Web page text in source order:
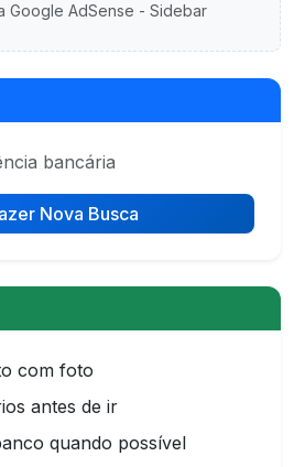
Google AdSense - Sidebar
bancária
Nova Busca
com foto
antes de ir
quando possível